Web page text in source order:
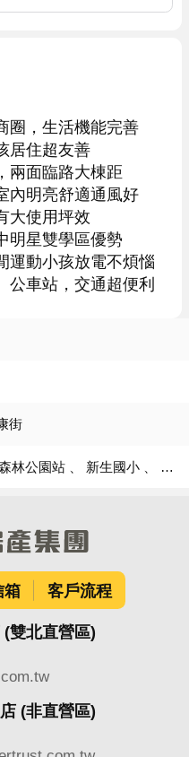
圈，生活機能完善
居住超友善
兩面臨路大棟距
內明亮舒適通風好
大使用坪效
明星雙學區優勢
運動小孩放電不煩惱
公車站，交通超便利
街
林公園站 新生國小
箱 客戶流程
雙北直營區)
(非直營區)